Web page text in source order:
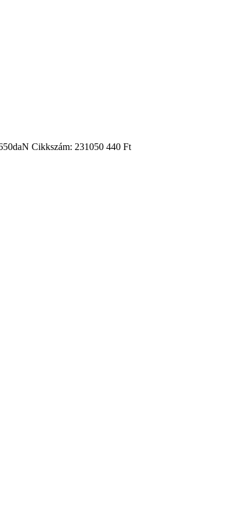
Cikkszám: 231050 440 Ft